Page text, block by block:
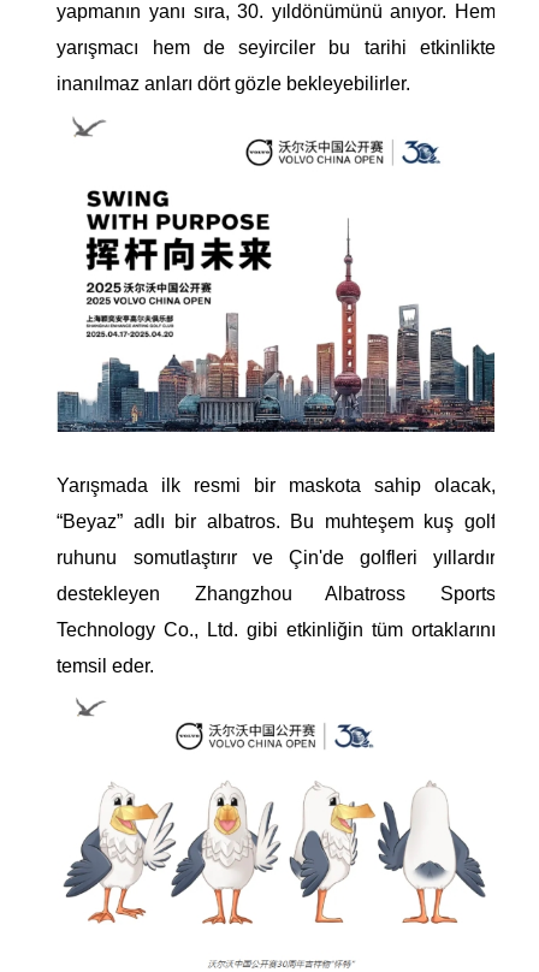
yapmanın yanı sıra, 30. yıldönümünü anıyor. Hem
yarışmacı hem de seyirciler bu tarihi etkinlikte
inanılmaz anları dört gözle bekleyebilirler.
Yarışmada ilk resmi bir maskota sahip olacak,
“Beyaz” adlı bir albatros. Bu muhteşem kuş golf
ruhunu somutlaştırır ve Çin'de golfleri yıllardır
destekleyen Zhangzhou Albatross Sports
Technology Co., Ltd. gibi etkinliğin tüm ortaklarını
temsil eder.